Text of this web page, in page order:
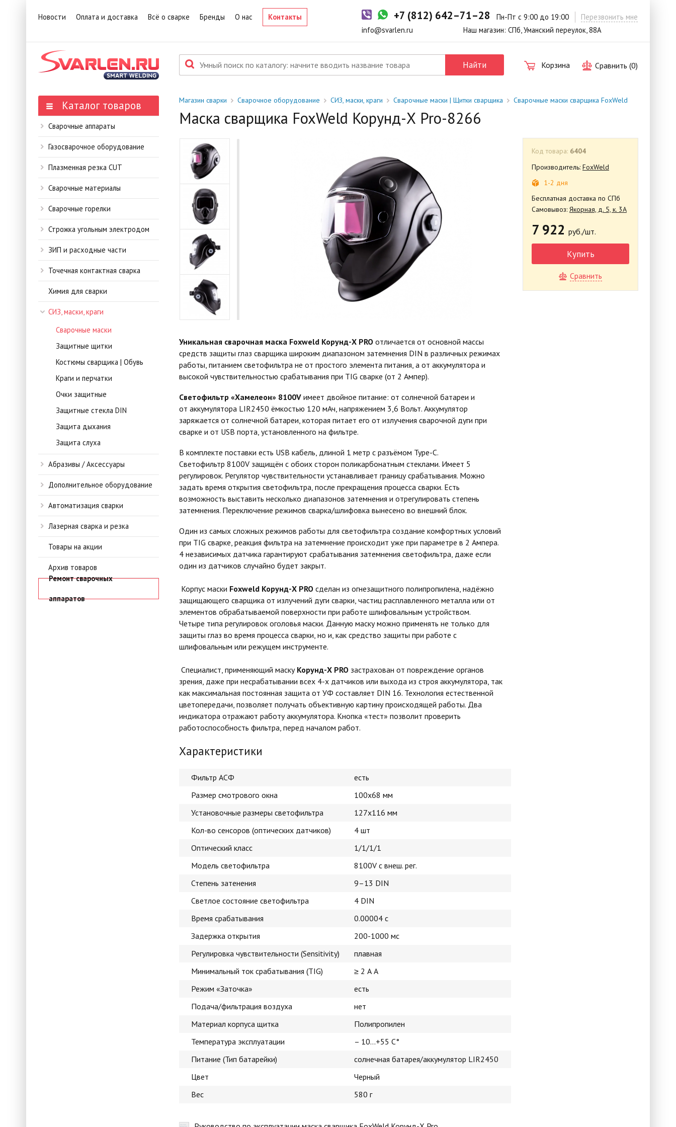
Товар в наличии на складе. Срок поставки в магазин: 1-2 рабочих дня.
Новости Оплата и доставка Всё о сварке Бренды О нас Контакты +7 (812) 642–71–28 Пн-Пт с 9:00 до 19:00
Перезвонить мне
info@svarlen.ru
Наш магазин: СПб, Уманский переулок, 88А
Найти Корзина Сравнить (0)
Каталог товаров
Сварочные аппараты
Газосварочное оборудование
Плазменная резка CUT
Сварочные материалы
Сварочные горелки
Строжка угольным электродом
ЗИП и расходные части
Точечная контактная сварка
Химия для сварки
СИЗ, маски, краги
Сварочные маски
Защитные щитки
Костюмы сварщика | Обувь
Краги и перчатки
Очки защитные
Защитные стекла DIN
Защита дыхания
Защита слуха
Абразивы / Аксессуары
Дополнительное оборудование
Автоматизация сварки
Лазерная сварка и резка
Товары на акции
Архив товаров
Ремонт сварочных
аппаратов
Магазин сварки Сварочное оборудование СИЗ, маски, краги Сварочные маски | Щитки сварщика Сварочные маски сварщика FoxWeld
Маска сварщика FoxWeld Корунд-Х Pro-8266
Уникальная сварочная маска Foxweld Корунд-X PRO отличается от основной массы
средств защиты глаз сварщика широким диапазоном затемнения DIN в различных режимах
работы, питанием светофильтра не от простого элемента питания, а от аккумулятора и
высокой чувствительностью срабатывания при TIG сварке (от 2 Ампер).
Светофильтр «Хамелеон» 8100V имеет двойное питание: от солнечной батареи и
от аккумулятора LIR2450 ёмкостью 120 мАч, напряжением 3,6 Вольт. Аккумулятор
заряжается от солнечной батареи, которая питает его от излучения сварочной дуги при
сварке и от USB порта, установленного на фильтре.
В комплекте поставки есть USB кабель, длиной 1 метр с разъёмом Type-C.
Светофильтр 8100V защищён с обоих сторон поликарбонатным стеклами. Имеет 5
регулировок. Регулятор чувствительности устанавливает границу срабатывания. Можно
задать время открытия светофильтра, после прекращения процесса сварки. Есть
возможность выставить несколько диапазонов затемнения и отрегулировать степень
затемнения. Переключение режимов сварка/шлифовка вынесено во внешний блок.
Один из самых сложных режимов работы для светофильтра создание комфортных условий
при TIG сварке, реакция фильтра на затемнение происходит уже при параметре в 2 Ампера.
4 независимых датчика гарантируют срабатывания затемнения светофильтра, даже если
один из датчиков случайно будет закрыт.
Корпус маски Foxweld Корунд-X PRO сделан из огнезащитного полипропилена, надёжно
защищающего сварщика от излучений дуги сварки, частиц расплавленного металла или от
элементов обрабатываемой поверхности при работе шлифовальным устройством.
Четыре типа регулировок оголовья маски. Данную маску можно применять не только для
защиты глаз во время процесса сварки, но и, как средство защиты при работе с
шлифовальным или режущем инструменте.
Специалист, применяющий маску Корунд-X PRO застрахован от повреждение органов
зрения, даже при несрабатывании всех 4-х датчиков или выхода из строя аккумулятора, так
как максимальная постоянная защита от УФ составляет DIN 16. Технология естественной
цветопередачи, позволяет получать объективную картину происходящей работы. Два
индикатора отражают работу аккумулятора. Кнопка «тест» позволит проверить
работоспособность фильтра, перед началом работ.
Характеристики
Фильтр АСФ
есть
Размер смотрового окна
100х68 мм
Установочные размеры светофильтра
127х116 мм
Кол-во сенсоров (оптических датчиков)
4 шт
Оптический класс
1/1/1/1
Модель светофильтра
8100V с внеш. рег.
Степень затенения
9–13 DIN
Светлое состояние светофильтра
4 DIN
Время срабатывания
0.00004 с
Задержка открытия
200-1000 мс
Регулировка чувствительности (Sensitivity)
плавная
Минимальный ток срабатывания (TIG)
≥ 2 А А
Режим «Заточка»
есть
Подача/фильтрация воздуха
нет
Материал корпуса щитка
Полипропилен
Температура эксплуатации
– 10…+55 С°
Питание (Тип батарейки)
солнечная батарея/аккумулятор LIR2450
Цвет
Черный
Вес
580 г
Код товара: 6404
Производитель: FoxWeld
1-2 дня
Бесплатная доставка по СПб
Самовывоз: Якорная, д. 5, к. 3А
7 922 руб./шт.
Купить
Сравнить